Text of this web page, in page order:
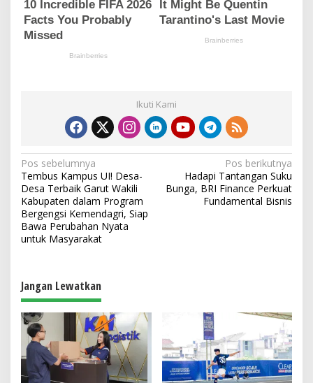
Ikuti Kami
N
a
v
i
g
s
i
p
o
s
Pos sebelumnya
Tembus Kampus UI! Desa-
Desa Terbaik Garut Wakili
Kabupaten dalam Program
Bergengsi Kemendagri, Siap
Bawa Perubahan Nyata
untuk Masyarakat
Pos berikutnya
Hadapi Tantangan Suku
Bunga, BRI Finance Perkuat
Fundamental Bisnis
Jangan Lewatkan